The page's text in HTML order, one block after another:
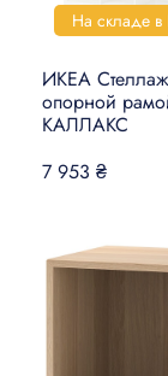
На складе
ИКЕА
опорной
КАЛЛАКС
7 953 ₴